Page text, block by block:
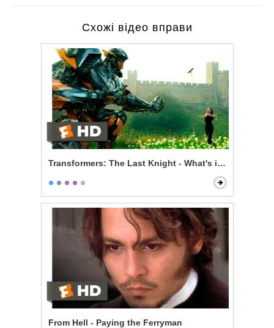
Схожі відео вправи
Transformers: The Last Knight - What's in That Pipe?
From Hell - Paying the Ferryman